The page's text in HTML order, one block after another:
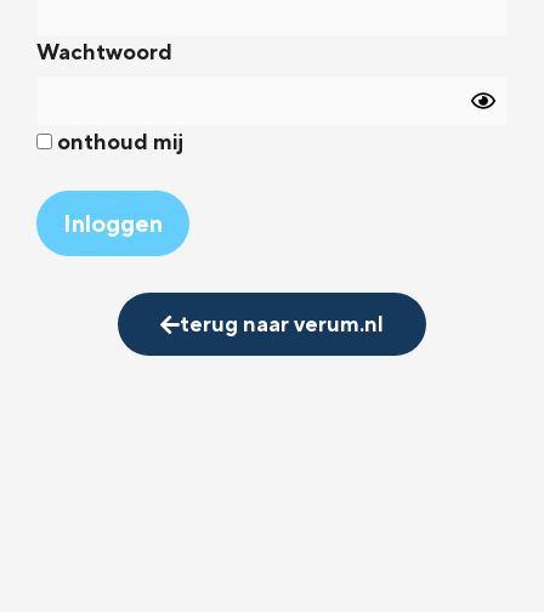
Wachtwoord
onthoud mij
terug naar verum.nl